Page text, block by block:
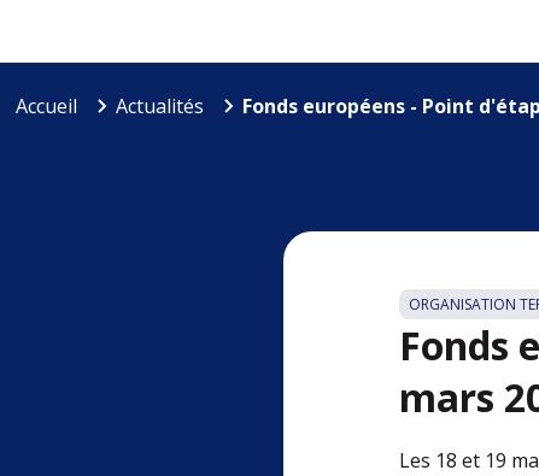
Accueil Actualités Fonds européens - Point
ORGANISATION
Fonds
mars
Les 18 et 19